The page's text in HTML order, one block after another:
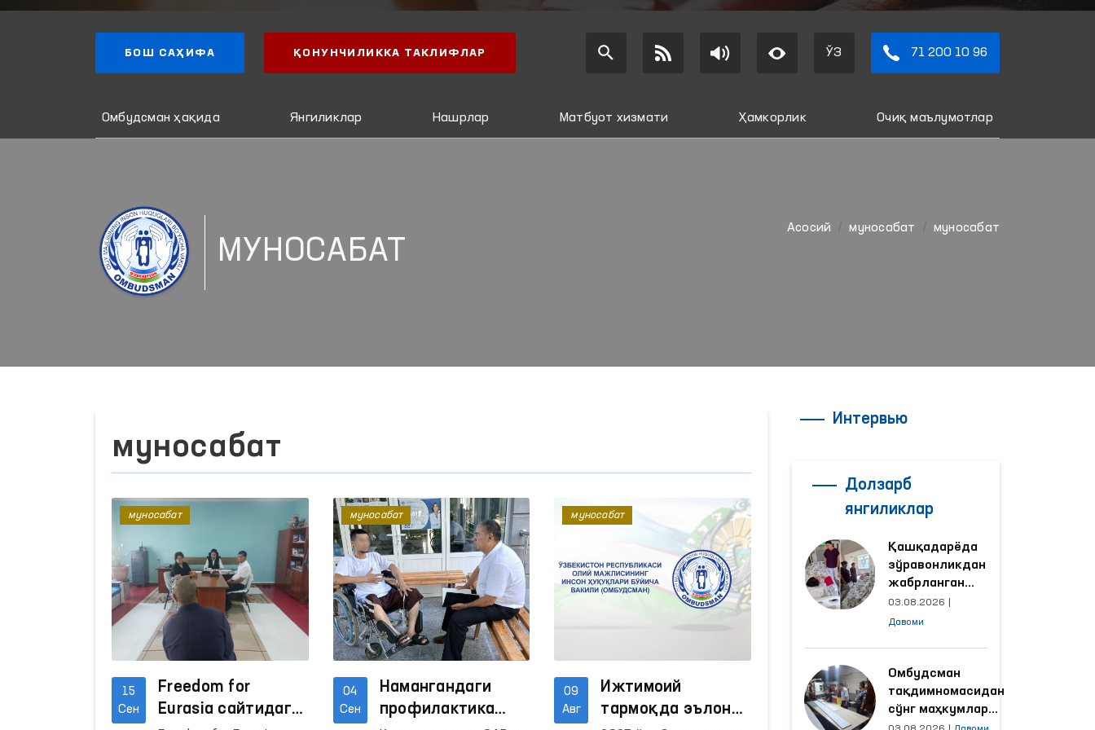
БОШ САҲИФА ҚОНУНЧИЛИККА ТАКЛИФЛАР ЎЗ 71 200 10 96
Омбудсман ҳақида Янгиликлар Нашрлар Матбуот хизмати Ҳамкорлик Очиқ маълумотлар
МУНОСАБАТ
Aсосий муносабат муносабат
муносабат
15
Сен
Freedom for
Eurasia сайтидаги
муносабат
04
Сен
Намангандаги
профилактика
муносабат
09
Авг
Ижтимоий
тармоқда эълон
муносабат
Интервью
Долзарб
янгиликлар
Қашқадарёда
зўравонликдан
жабрланган
аёлнинг ҳолати
Омбудсман
03.08.2026
Давоми
Омбудсман
тақдимномасидан
сўнг маҳкумлар